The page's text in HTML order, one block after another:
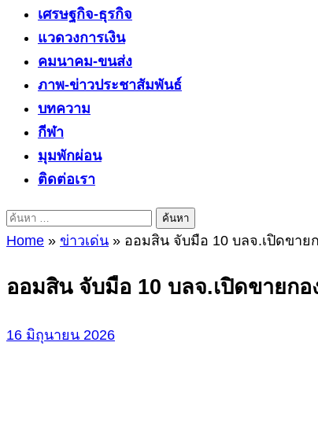
เศรษฐกิจ-ธุรกิจ
แวดวงการเงิน
คมนาคม-ขนส่ง
ภาพ-ข่าวประชาสัมพันธ์
บทความ
กีฬา
มุมพักผ่อน
ติดต่อเรา
ค้นหา
สำหรับ:
Home » ข่าวเด่น » ออมสิน จับมือ 10 บลจ.เปิดขาย
ออมสิน จับมือ 10 บลจ.เปิดขายก
16 มิถุนายน 2026